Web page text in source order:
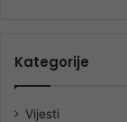
Kategorije
Vijesti